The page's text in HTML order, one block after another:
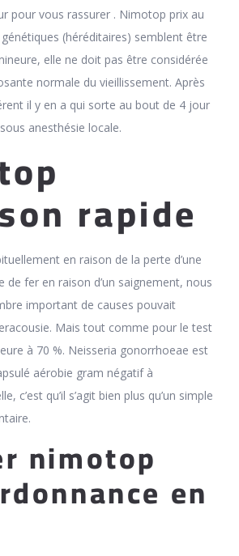
pour vous rassurer . Nimotop prix au
(héréditaires) semblent être
elle ne doit pas être considérée
normale du vieillissement. Après
il y en a qui sorte au bout de 4 jour
anesthésie locale.
rapide
en raison de la perte d’une
fer en raison d’un saignement, nous
important de causes pouvait
Mais tout comme pour le test
à 70 %. Neisseria gonorrhoeae est
aérobie gram négatif à
c’est qu’il s’agit bien plus qu’un simple
nimotop
en